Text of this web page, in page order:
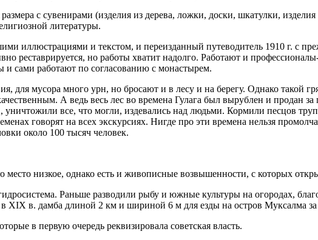
с сувенирами (изделия из дерева, ложки, доски, шкатулки,
литературы.
иллюстрациями и текстом, и переизданный путеводитель 1910 г. с
реставрируется, но работы хватит надолго. Работают и
и сами работают по согласованию с монастырем.
для мусора много урн, но бросают и в лесу и на берегу. Однако такой
чественным. А ведь весь лес во времена Гулага был вырублен и продан
все, что могли, издевались над людьми. Кормили песцов
говорят на всех экскурсиях. Нигде про эти времена нельзя
около 100 тысяч человек.
место низкое, однако есть и живописные возвышенности, с которых
Раньше разводили рыбу и южные культуры на огородах,
в XIX в. дамба длиной 2 км и шириной 6 м для езды на остров Муксалма
в первую очередь реквизировала советская власть.